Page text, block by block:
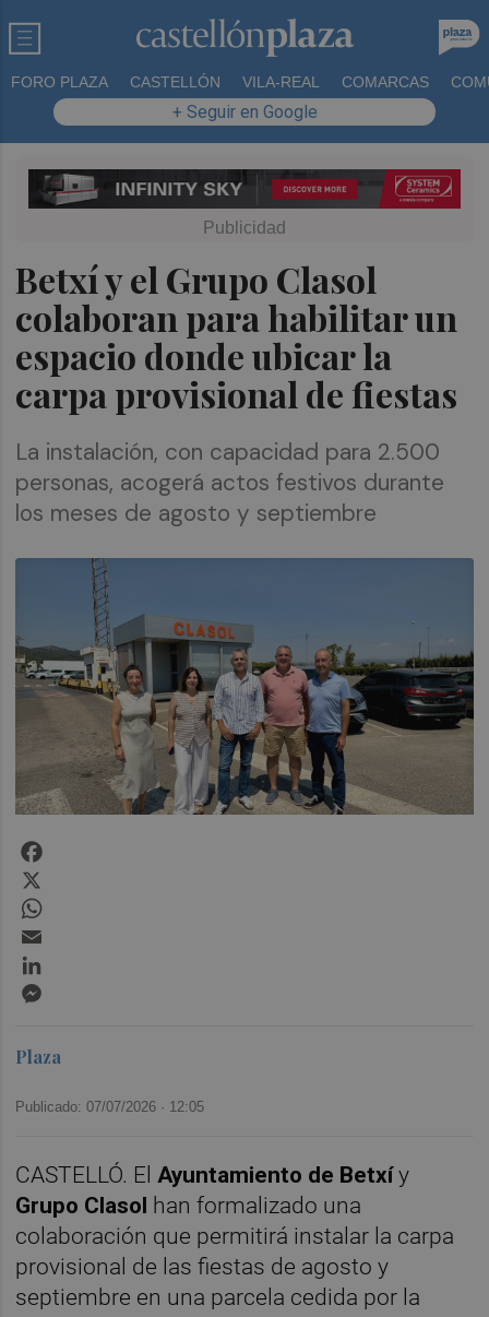
FORO PLAZA CASTELLÓN VILA-REAL COMARCAS
+ Seguir en Google
Betxí y el Grupo Clasol
colaboran para habilitar un
espacio donde ubicar la
carpa provisional de fiestas
La instalación, con capacidad para 2.500
personas, acogerá actos festivos durante
los meses de agosto y septiembre
Plaza
Publicado: 07/07/2026 · 12:05
CASTELLÓ. El Ayuntamiento de Betxíy
Grupo Clasol han formalizado una
colaboración que permitirá instalar la carpa
provisional de las fiestas de agosto y
septiembre en una parcela cedida por la